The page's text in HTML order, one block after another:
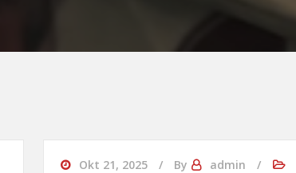
Okt 21, 2025 By
admin